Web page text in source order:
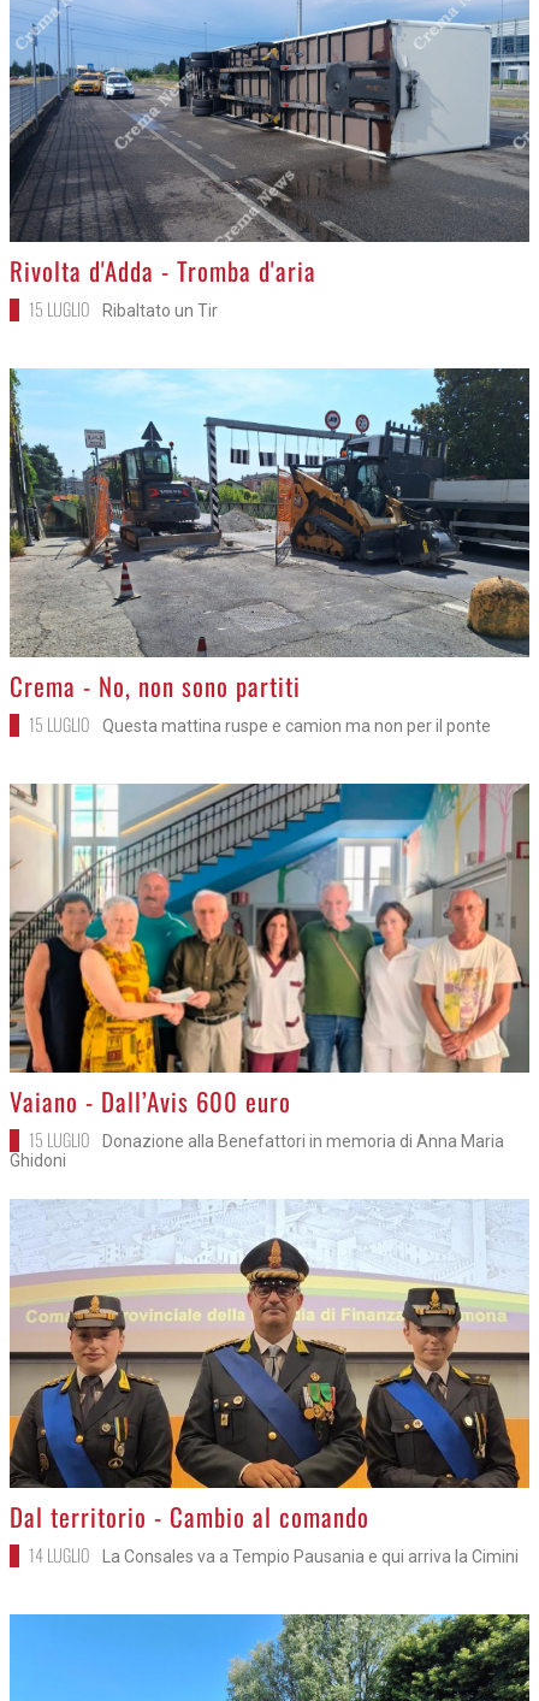
>
Rivolta d'Adda - Tromba d'aria
15 LUGLIO Ribaltato un Tir
>
Crema - No, non sono partiti
15 LUGLIO Questa mattina ruspe e camion ma non per il ponte
>
Vaiano - Dall’Avis 600 euro
15 LUGLIO
Donazione alla Benefattori in memoria di Anna Maria
Ghidoni
>
Dal territorio - Cambio al comando
14 LUGLIO La Consales va a Tempio Pausania e qui arriva la Cimini